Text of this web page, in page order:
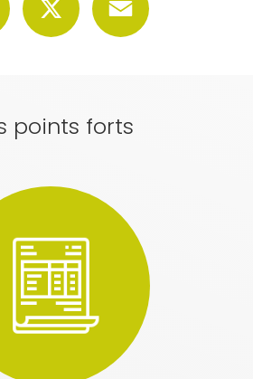
points forts